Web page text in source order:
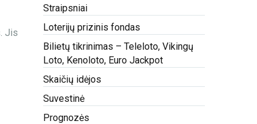
Jis
Straipsniai
Loterijų prizinis fondas
Bilietų tikrinimas – Teleloto, Vikingų
Loto, Kenoloto, Euro Jackpot
Skaičių idėjos
Suvestinė
Prognozės